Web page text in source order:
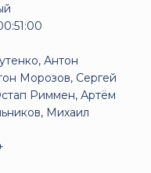
Антон
Морозов, Сергей
Риммен, Артём
Михаил